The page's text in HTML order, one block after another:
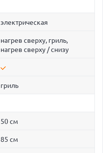
электрическая
нагрев сверху, гриль,
нагрев сверху / снизу
гриль
50 см
85 см